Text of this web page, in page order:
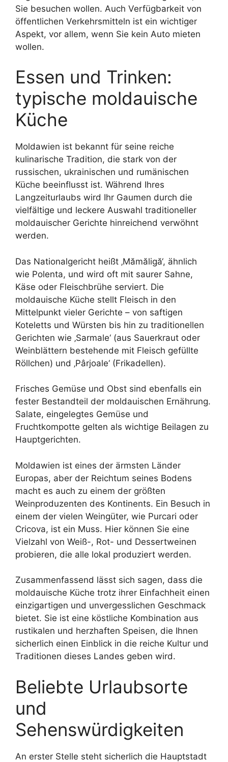
Sie besuchen wollen. Auch Verfügbarkeit von
öffentlichen Verkehrsmitteln ist ein wichtiger
Aspekt, vor allem, wenn Sie kein Auto mieten
wollen.
Essen und Trinken:
typische moldauische
Küche
Moldawien ist bekannt für seine reiche
kulinarische Tradition, die stark von der
russischen, ukrainischen und rumänischen
Küche beeinflusst ist. Während Ihres
Langzeiturlaubs wird Ihr Gaumen durch die
vielfältige und leckere Auswahl traditioneller
moldauischer Gerichte hinreichend verwöhnt
werden.
Das Nationalgericht heißt ‚Mămăligă‘, ähnlich
wie Polenta, und wird oft mit saurer Sahne,
Käse oder Fleischbrühe serviert. Die
moldauische Küche stellt Fleisch in den
Mittelpunkt vieler Gerichte – von saftigen
Koteletts und Würsten bis hin zu traditionellen
Gerichten wie ‚Sarmale‘ (aus Sauerkraut oder
Weinblättern bestehende mit Fleisch gefüllte
Röllchen) und ‚Pârjoale‘ (Frikadellen).
Frisches Gemüse und Obst sind ebenfalls ein
fester Bestandteil der moldauischen Ernährung.
Salate, eingelegtes Gemüse und
Fruchtkompotte gelten als wichtige Beilagen zu
Hauptgerichten.
Moldawien ist eines der ärmsten Länder
Europas, aber der Reichtum seines Bodens
macht es auch zu einem der größten
Weinproduzenten des Kontinents. Ein Besuch in
einem der vielen Weingüter, wie Purcari oder
Cricova, ist ein Muss. Hier können Sie eine
Vielzahl von Weiß-, Rot- und Dessertweinen
probieren, die alle lokal produziert werden.
Zusammenfassend lässt sich sagen, dass die
moldauische Küche trotz ihrer Einfachheit einen
einzigartigen und unvergesslichen Geschmack
bietet. Sie ist eine köstliche Kombination aus
rustikalen und herzhaften Speisen, die Ihnen
sicherlich einen Einblick in die reiche Kultur und
Traditionen dieses Landes geben wird.
Beliebte Urlaubsorte
und
Sehenswürdigkeiten
An erster Stelle steht sicherlich die Hauptstadt